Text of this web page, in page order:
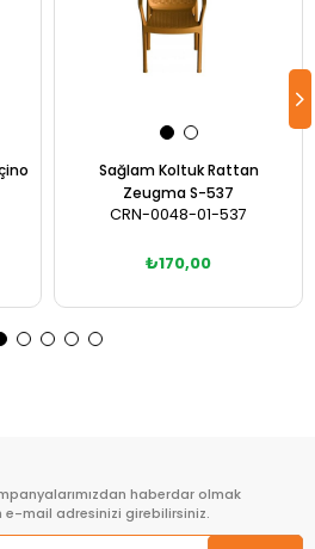
Sağlam Koltuk Rattan
Zeugma S-537
CRN-0048-01-537
₺170,00
haberdar olmak
e-mail adresinizi girebilirsiniz.